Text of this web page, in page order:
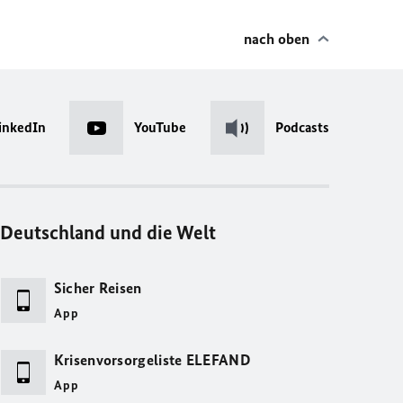
nach oben
YouTube Podcasts
Deutschland und die Welt
Sicher Reisen
App
Krisenvorsorgeliste ELEFAND
App